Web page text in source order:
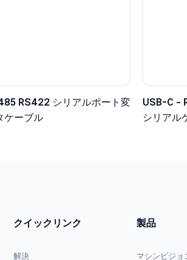
RS422 シリアルポート変
ケーブル
USB-C -
シリアル
クイックリンク
解決
製品
マシンビジョ